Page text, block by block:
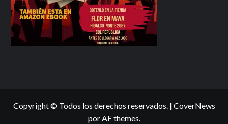
Copyright © Todos los derechos reservados. | CoverNews
por AF themes.